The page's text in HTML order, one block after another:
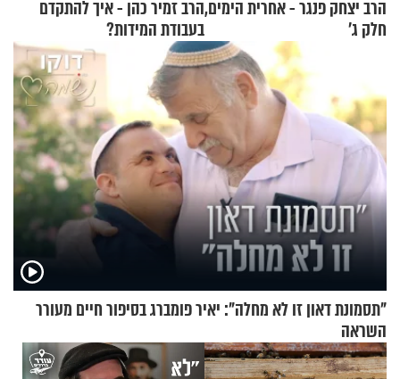
הרב יצחק פנגר - אחרית הימים,
חלק ג’
הרב זמיר כהן - איך להתקדם
בעבודת המידות?
"תסמונת דאון זו לא מחלה": יאיר פומברג בסיפור חיים מעורר
השראה